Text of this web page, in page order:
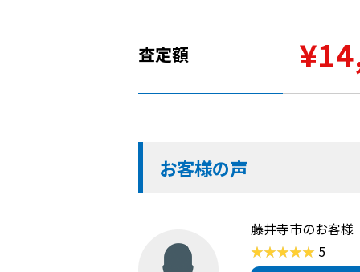
査定額
お客様の声
藤井寺市のお客様
5